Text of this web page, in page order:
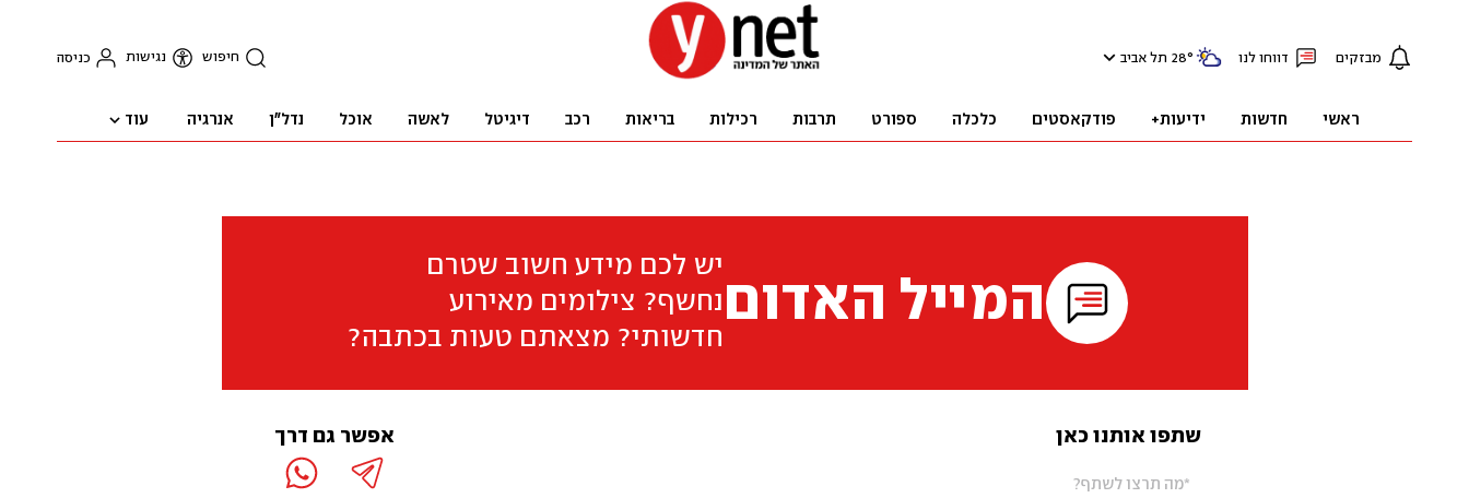
מבזקים דווחו לנו 28° תל אביב חיפוש נגישות כניסה
ראשי חדשות ידיעות+ פודקאסטים כלכלה ספורט תרבות רכילות בריאות רכב דיגיטל לאשה אוכל נדל"ן אנרגיה עוד
המייל האדום
יש לכם מידע חשוב שטרם
נחשף? צילומים מאירוע
חדשותי? מצאתם טעות בכתבה?
שתפו אותנו כאן אפשר גם דרך